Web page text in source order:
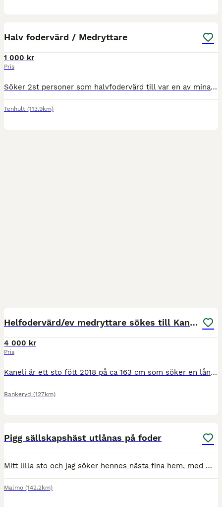
Halv fodervärd / Medryttare
1 000 kr
Pris
Söker 2st personer som halvfodervärd till var en av mina 2 hästar ca 3 dagar i veckan möjlighet till extradagar finns om man känner att man vill åka extra. ☺️ Vill man åka mindre dagar kan medryttare
Tenhult (113.9km)
Helfodervärd/ev medryttare sökes till Kaneli
4 000 kr
Pris
Kaneli är ett sto fött 2018 på ca 163 cm som söker en långsiktig helfodervärd. Hon är en trevlig och allsidig häst med egen personlighet. Under ridning är hon positiv, känslig och arbetsvillig och up
Bankeryd (127km)
Pigg sällskapshäst utlånas på foder
Mitt lilla sto och jag söker hennes nästa fina hem, med mycket utevistelse och kärlek. Hon är min pensionerade tävlingshäst (född -09) som letar efter sin nästa person, att bli ompysslad av, och ha s
Malmö (142.2km)